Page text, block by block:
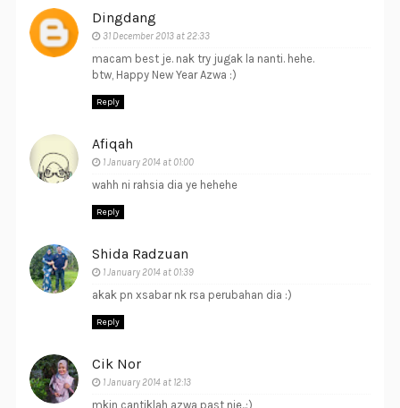
Dingdang
31 December 2013 at 22:33
macam best je. nak try jugak la nanti. hehe.
btw, Happy New Year Azwa :)
Reply
Afiqah
1 January 2014 at 01:00
wahh ni rahsia dia ye hehehe
Reply
Shida Radzuan
1 January 2014 at 01:39
akak pn xsabar nk rsa perubahan dia :)
Reply
Cik Nor
1 January 2014 at 12:13
mkin cantiklah azwa past nie..:)